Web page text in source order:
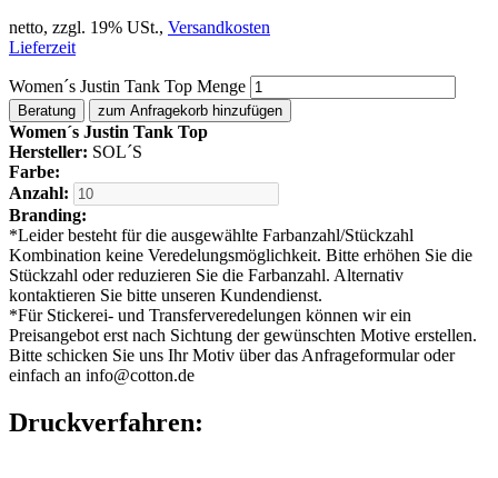
netto, zzgl. 19% USt., Versandkosten
Lieferzeit
Women´s Justin Tank Top Menge
Beratung zum Anfragekorb hinzufügen
Women´s Justin Tank Top
Hersteller: SOL´S
Farbe:
Anzahl:
Branding:
*Leider besteht für die ausgewählte Farbanzahl/Stückzahl
Kombination keine Veredelungsmöglichkeit. Bitte erhöhen Sie die
Stückzahl oder reduzieren Sie die Farbanzahl. Alternativ
kontaktieren Sie bitte unseren Kundendienst.
*Für Stickerei- und Transferveredelungen können wir ein
Preisangebot erst nach Sichtung der gewünschten Motive erstellen.
Bitte schicken Sie uns Ihr Motiv über das Anfrageformular oder
einfach an info@cotton.de
Druckverfahren: